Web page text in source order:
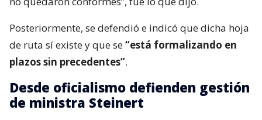
Posteriormente, se defendió e indicó que dicha hoja
de ruta sí existe y que se“está formalizando en
plazos sin precedentes”.
Desde oficialismo defienden gestión
de ministra Steinert